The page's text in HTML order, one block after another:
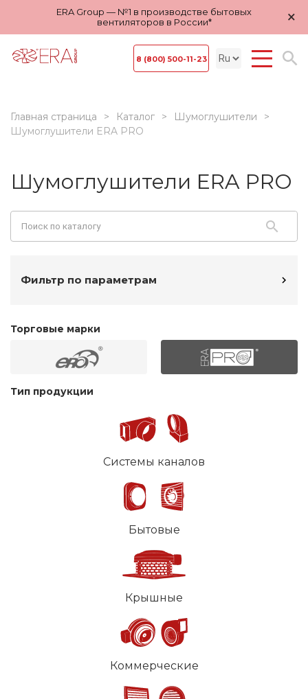
ERA Group — №1 в производстве бытовых
вентиляторов в России*
×
8 (800) 500-11-23
Главная страница Каталог
Шумоглушители
Шумоглушители ERA PRO
Шумоглушители ERA PRO
Фильтр по параметрам
Торговые марки
Тип продукции
Системы каналов
Бытовые
Крышные
Коммерческие